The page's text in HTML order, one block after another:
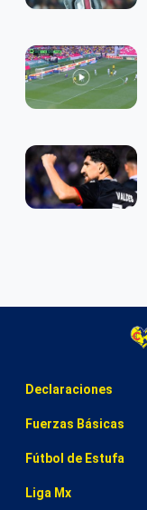
Declaraciones
Fuerzas Básicas
Fútbol de Estufa
Liga Mx